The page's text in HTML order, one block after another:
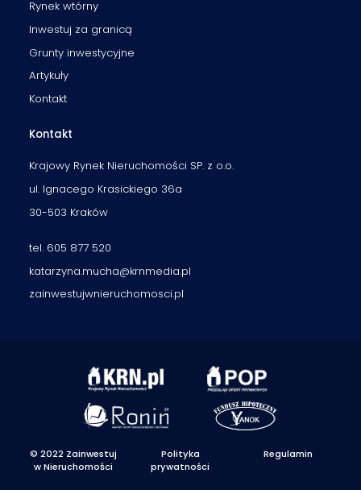
Rynek wtórny
Inwestuj za granicą
Grunty inwestycyjne
Artykuły
Kontakt
Kontakt
Krajowy Rynek Nieruchomości SP. z o.o.
ul. Ignacego Krasickiego 36a
30-503 Kraków
tel. 605 877 520
katarzyna.mucha@krnmedia.pl
zainwestujwnieruchomosci.pl
© 2022 Zainwestuj
w Nieruchomości
Polityka
prywatności
Regulamin